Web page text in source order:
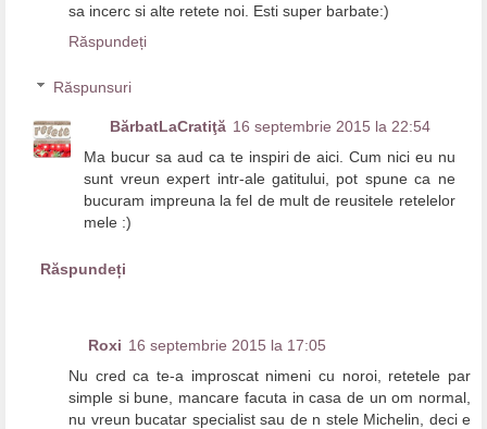
sa incerc si alte retete noi. Esti super barbate:)
Răspundeți
Răspunsuri
BărbatLaCratiţă 16 septembrie 2015 la 22:54
Ma bucur sa aud ca te inspiri de aici. Cum nici eu nu
sunt vreun expert intr-ale gatitului, pot spune ca ne
bucuram impreuna la fel de mult de reusitele retelelor
mele :)
Răspundeți
Roxi 16 septembrie 2015 la 17:05
Nu cred ca te-a improscat nimeni cu noroi, retetele par
simple si bune, mancare facuta in casa de un om normal,
nu vreun bucatar specialist sau de n stele Michelin, deci e